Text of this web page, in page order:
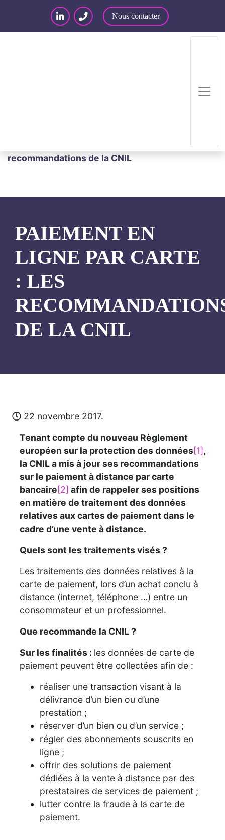
Nous contacter
Paiement en ligne par carte : les
recommandations de la CNIL
PAIEMENT EN
LIGNE PAR CARTE
: LES
DE LA CNIL
22 novembre 2017.
Tenant compte du nouveau Règlement
européen sur la protection des données[1],
la CNIL a mis à jour ses recommandations
sur le paiement à distance par carte
bancaire[2] afin de rappeler ses positions
en matière de traitement des données
relatives aux cartes de paiement dans le
cadre d’une vente à distance.
Quels sont les traitements visés ?
Les traitements des données relatives à la
carte de paiement, lors d’un achat conclu à
distance (internet, téléphone …) entre un
consommateur et un professionnel.
Que recommande la CNIL ?
Sur les finalités : les données de carte de
paiement peuvent être collectées afin de :
réaliser une transaction visant à la
délivrance d’un bien ou d’une
prestation ;
réserver d’un bien ou d’un service ;
régler des abonnements souscrits en
ligne ;
offrir des solutions de paiement
dédiées à la vente à distance par des
prestataires de services de paiement ;
lutter contre la fraude à la carte de
paiement.